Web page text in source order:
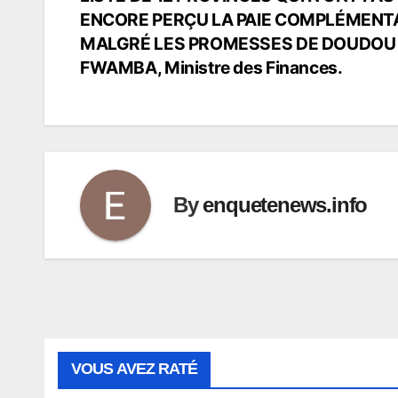
de
l’article
ENCORE PERÇU LA PAIE
MALGRÉ LES PROMESSES DE DOUDOU
FWAMBA, Ministre des Finances.
Byenquetenews.info
VOUS AVEZ RATÉ